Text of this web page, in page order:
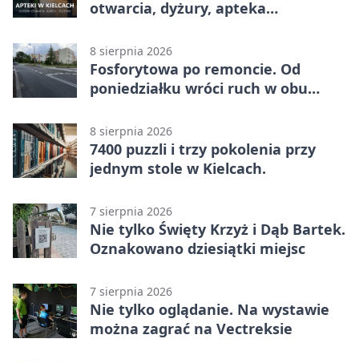
otwarcia, dyżury, apteka
8 sierpnia 2026
Fosforytowa po remoncie. Od
poniedziałku wróci ruch w obu
8 sierpnia 2026
7400 puzzli i trzy pokolenia przy
jednym stole w Kielcach.
7 sierpnia 2026
Nie tylko Święty Krzyż i Dąb Bartek.
Oznakowano dziesiątki miejsc
7 sierpnia 2026
Nie tylko oglądanie. Na wystawie
można zagrać na Vectreksie